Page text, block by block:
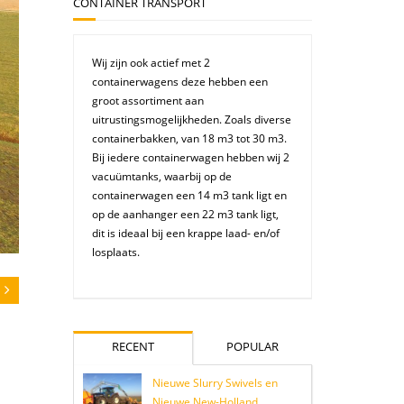
Wij zijn ook actief met 2
containerwagens deze hebben een
groot assortiment aan
uitrustingsmogelijkheden. Zoals diverse
containerbakken, van 18 m3 tot 30 m3.
Bij iedere containerwagen hebben wij 2
vacuümtanks, waarbij op de
containerwagen een 14 m3 tank ligt en
op de aanhanger een 22 m3 tank ligt,
dit is ideaal bij een krappe laad- en/of
losplaats.
RECENT POPULAR
Nieuwe Slurry Swivels en